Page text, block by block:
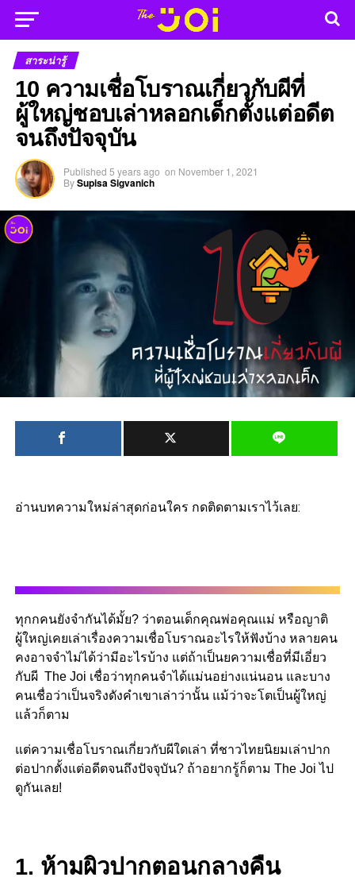
สาระน่ารู้
10 ความเชื่อโบราณเกี่ยวกับผีที่
ผู้ใหญ่ชอบเล่าหลอกเด็กตั้งแต่อดีต
จนถึงปัจจุบัน
Published 5 years ago on November 1, 2021
BySupisa Sigvanich
อ่านบทความใหม่ล่าสุดก่อนใคร กดติดตามเราไว้เลย:
ทุกกคนยังจำกันได้มั้ย? ว่าตอนเด็กคุณพ่อคุณแม่ หรือญาติ
ผู้ใหญ่เคยเล่าเรื่องความเชื่อโบราณอะไรให้ฟังบ้าง หลายคน
คงอาจจำไม่ได้ว่ามีอะไรบ้าง แต่ถ้าเป็นยความเชื่อที่มีเอี่ยว
กับผี The Joi เชื่อว่าทุกคนจำได้แม่นอย่างแน่นอน และบาง
คนเชื่อว่าเป็นจริงดังคำเขาเล่าว่านั้น แม้ว่าจะโตเป็นผู้ใหญ่
แล้วก็ตาม
แต่ความเชื่อโบราณเกี่ยวกับผีใดเล่า ที่ชาวไทยนิยมเล่าปาก
ต่อปากตั้งแต่อดีตจนถึงปัจจุบัน? ถ้าอยากรู้ก็ตาม The Joi ไป
ดูกันเลย!
1. ห้ามผิวปากตอนกลางคืน